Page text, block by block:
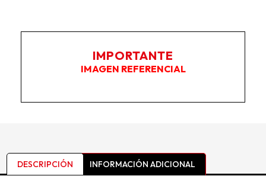
IMPORTANTE
IMAGEN REFERENCIAL
DESCRIPCIÓN INFORMACIÓN ADICIONAL